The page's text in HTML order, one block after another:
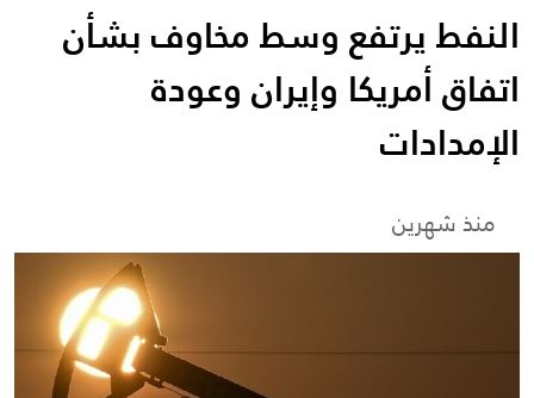
النفط يرتفع وسط مخاوف بشأن
اتفاق أمريكا وإيران وعودة
الإمدادات
منذ شهرين